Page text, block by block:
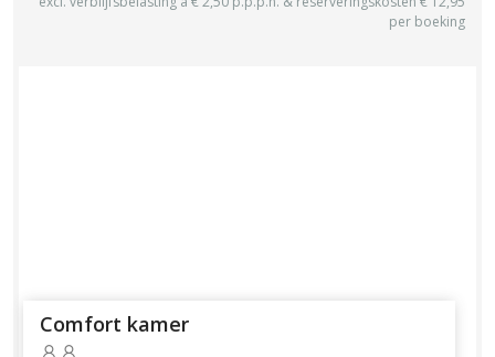
per boeking
Comfort kamer